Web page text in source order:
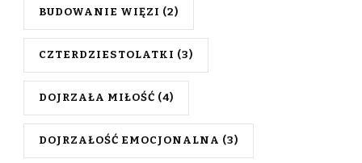
BUDOWANIE WIĘZI (2)
CZTERDZIESTOLATKI (3)
DOJRZAŁA MIŁOŚĆ (4)
DOJRZAŁOŚĆ EMOCJONALNA (3)